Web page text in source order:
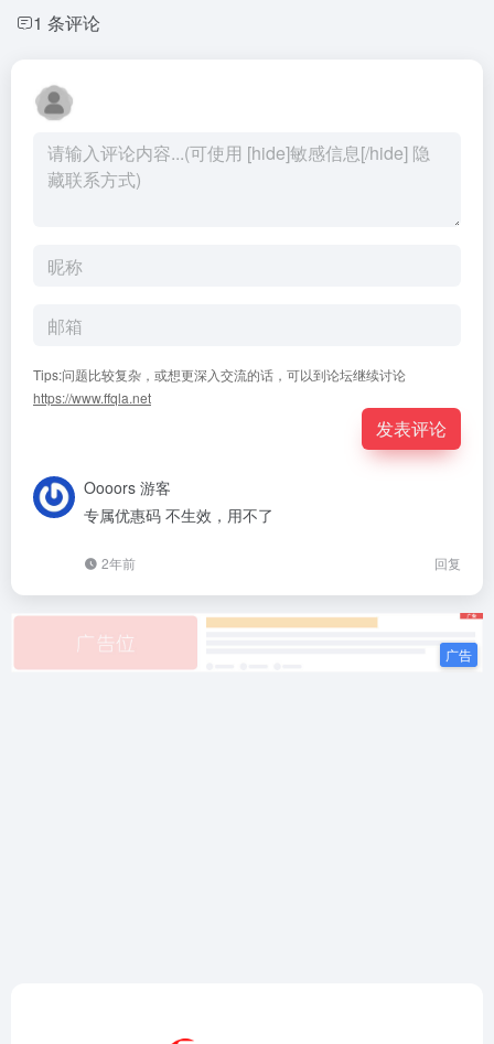
1 条评论
Tips:问题比较复杂，或想更深入交流的话，可以到论坛继续讨论
https://www.ffqla.net
发表评论
Oooors 游客
专属优惠码 不生效，用不了
2年前 回复